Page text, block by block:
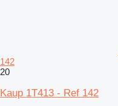
142
20
Kaup 1T413 - Ref 142